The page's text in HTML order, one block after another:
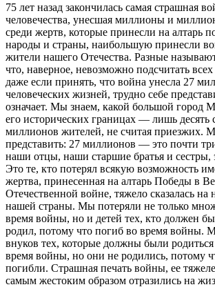
75 лет назад закончилась самая страшная
человечества, унесшая миллионы и
среди жертв, которые принесли на алтарь
народы и страны, наибольшую принесли
жители нашего Отечества. Разные
что, наверное, невозможно подсчитать
даже если принять, что война унесла 27
человеческих жизней, трудно себе
означает. Мы знаем, какой большой город
его исторических границах — лишь десять
миллионов жителей, не считая приезжих.
представить: 27 миллионов — это почти
наши отцы, наши старшие братья и сестры,
Это те, кто потерял всякую возможность
жертва, принесенная на алтарь Победы в
Отечественной войне, тяжело сказалась на
нашей страны. Мы потеряли не только
время войны, но и детей тех, кто должен
родил, потому что погиб во время войны.
внуков тех, которые должны были
время войны, но они не родились, потому
погибли. Страшная печать войны, ее
самым жестоким образом отразились на